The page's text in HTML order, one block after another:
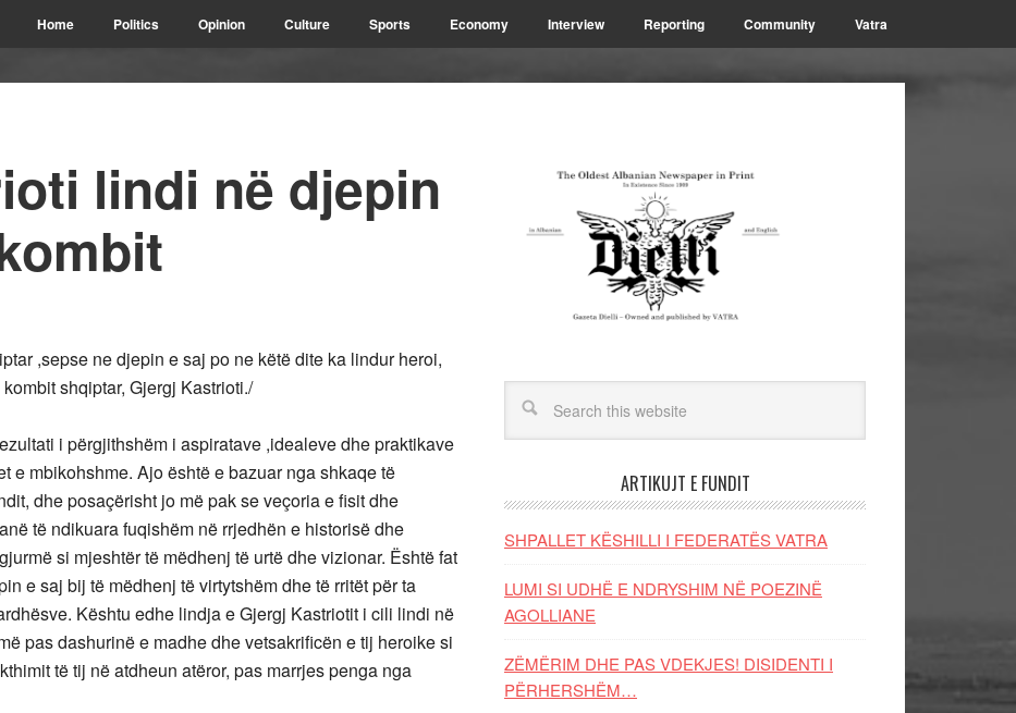
Home Politics Opinion Culture Sports Economy Interview Reporting Community Vatra
lindi në djepin
,sepse ne djepin e saj po ne këtë dite ka lindur heroi,
shqiptar, Gjergj Kastrioti./
i përgjithshëm i aspiratave ,idealeve dhe praktikave
e mbikohshme. Ajo është e bazuar nga shkaqe të
dhe posaçërisht jo më pak se veçoria e fisit dhe
të ndikuara fuqishëm në rrjedhën e historisë dhe
si mjeshtër të mëdhenj të urtë dhe vizionar. Është fat
e saj bij të mëdhenj të virtytshëm dhe të rritët për ta
Kështu edhe lindja e Gjergj Kastriotit i cili lindi në
pas dashurinë e madhe dhe vetsakrificën e tij heroike si
të tij në atdheun atëror, pas marrjes penga nga
ARTIKUJT E FUNDIT
SHPALLET KËSHILLI I FEDERATËS VATRA
LUMI SI UDHË E NDRYSHIM NË POEZINË
AGOLLIANE
ZËMËRIM DHE PAS VDEKJES! DISIDENTI I
PËRHERSHËM…